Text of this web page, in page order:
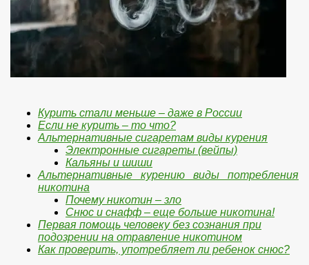
Курить стали меньше – даже в России
Если не курить – то что?
Альтернативные сигаретам виды курения
Электронные сигареты (вейпы)
Кальяны и шиши
Альтернативные курению виды потребления
никотина
Почему никотин ‒ зло
Снюс и снафф – еще больше никотина!
Первая помощь человеку без сознания при
подозрении на отравление никотином
Как проверить, употребляет ли ребенок снюс?